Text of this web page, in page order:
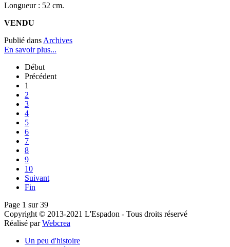
Longueur : 52 cm.
VENDU
Publié dans Archives
En savoir plus...
Début
Précédent
1
2
3
4
5
6
7
8
9
10
Suivant
Fin
Page 1 sur 39
Copyright © 2013-2021 L'Espadon - Tous droits réservé
Réalisé parWebcrea
Un peu d'histoire